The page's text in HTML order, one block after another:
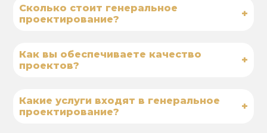
Сколько стоит генеральное
проектирование?
+
Как вы обеспечиваете качество
проектов?
+
Какие услуги входят в генеральное
проектирование?
+